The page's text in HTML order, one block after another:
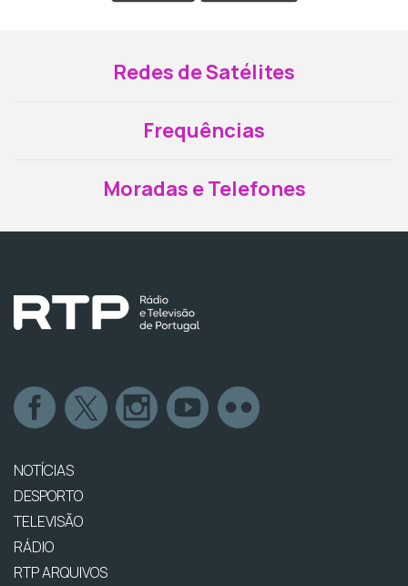
Redes de Satélites
Frequências
Moradas e Telefones
NOTÍCIAS
DESPORTO
TELEVISÃO
RÁDIO
RTP ARQUIVOS